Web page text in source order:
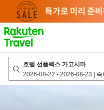
page
호텔 선플렉스 가고시마
2026-08-22 - 2026-08-23 | 숙